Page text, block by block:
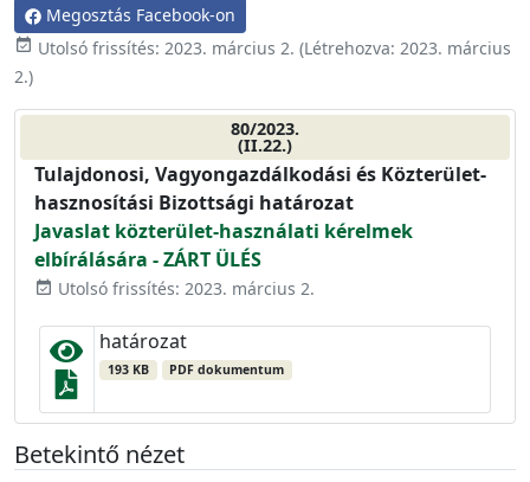
Megosztás Facebook-on
event_available Utolsó frissítés: 2023. március 2. (Létrehozva: 2023. március
2.)
80/2023.
(II.22.)
Tulajdonosi, Vagyongazdálkodási és Közterület-
hasznosítási Bizottsági határozat
Javaslat közterület-használati kérelmek
elbírálására - ZÁRT ÜLÉS
event_available Utolsó frissítés: 2023. március 2.
határozat
193 KB PDF dokumentum
Betekintő nézet